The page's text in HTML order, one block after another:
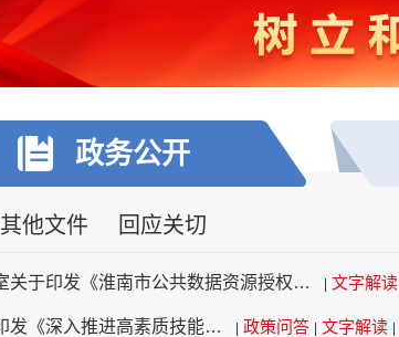
政务公开
其他文件 回应关切
淮南市人民政府办公室关于印发《淮南市公共数据资源授权运营 实施方案》的通知 文字解读
淮南市人民政府关于印发《深入推进高素质技能人才队伍建设 若干举措》的通知 政策问答 文字解读